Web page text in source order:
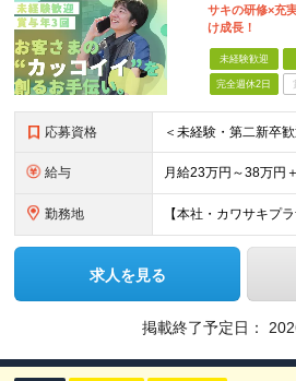
サキの研修×充
け成長！
未経験歓迎
完全週休2日
応募資格
給与
勤務地
求人を見る
掲載終了予定日：